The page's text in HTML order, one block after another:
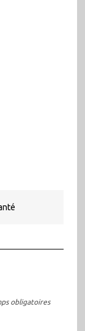
obligatoires